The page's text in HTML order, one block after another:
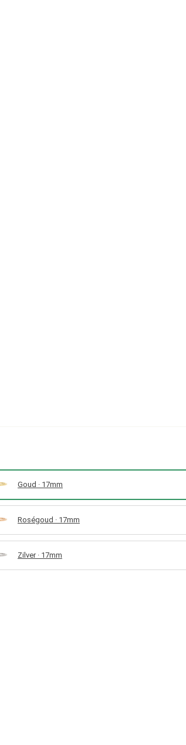
Goud · 17mm
Roségoud · 17mm
Zilver · 17mm